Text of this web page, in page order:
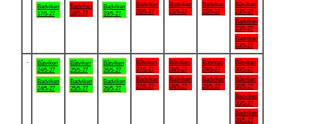
Badviken
17/5-27
Badviken
18/5-27
Badviken
19/5-27
Badviken
20/5-27
Badviken
21/5-27
Badviken
22/5-27
Båtviken
23/5-27
Badviken
23/5-27
Badviken
23/5-27
Båtviken
24/5-27
Badviken
24/5-27
Båtviken
25/5-27
Badviken
25/5-27
Båtviken
26/5-27
Badviken
26/5-27
Båtviken
27/5-27
Badviken
27/5-27
Båtviken
28/5-27
Badviken
28/5-27
Båtviken
29/5-27
Badviken
29/5-27
Båtviken
30/5-27
Båtviken
30/5-27
Badviken
30/5-27
Badviken
30/5-27